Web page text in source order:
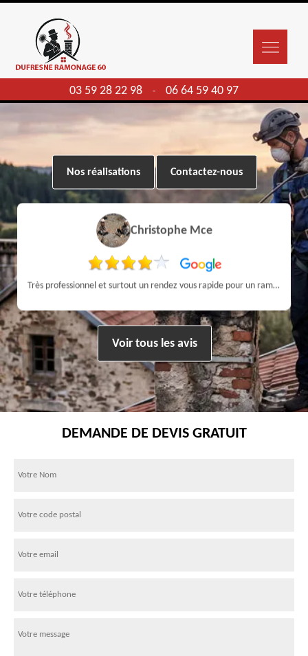
03 59 28 22 98 - 06 64 59 40 97
Nos réalisations Contactez-nous
Christophe Mce
Très professionnel et surtout un rendez vous rapide pour un ramonage efficace
Voir tous les avis
DEMANDE DE DEVIS GRATUIT